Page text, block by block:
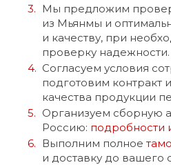
Мы предложим
из Мьянмы и
и качеству, при
проверку надежности.
Согласуем условия
подготовим контракт
качества продукции
Организуем сборную
Россию: подробности
Выполним полное
и доставку до вашего